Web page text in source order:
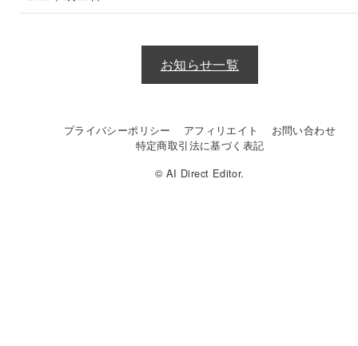
お知らせ一覧
プライバシーポリシー アフィリエイト
お問い合わせ
特定商取引法に基づく表記
© AI Direct Editor.